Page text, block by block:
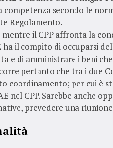
competenza secondo le
Regolamento.
il CPP affronta la
ha il compito di occuparsi
e di amministrare i beni
pertanto che tra i due
coordinamento; per cui è
nel CPP. Sarebbe anche
prevedere una